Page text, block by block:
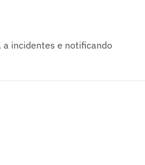
incidentes e notificando